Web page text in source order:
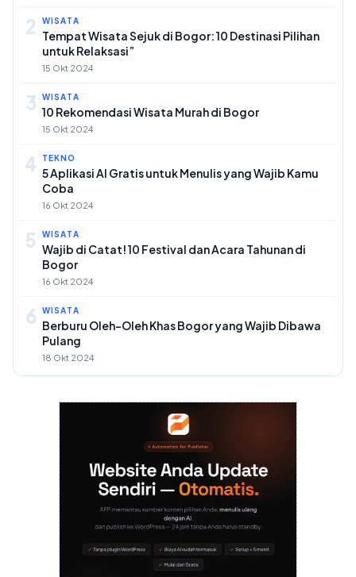
2 WISATA
Tempat Wisata Sejuk di Bogor: 10 Destinasi Pilihan
untuk Relaksasi”
15 Okt 2024
3 WISATA
10 Rekomendasi Wisata Murah di Bogor
15 Okt 2024
4 TEKNO
5 Aplikasi AI Gratis untuk Menulis yang Wajib Kamu
Coba
16 Okt 2024
5 WISATA
Wajib di Catat! 10 Festival dan Acara Tahunan di
Bogor
16 Okt 2024
6 WISATA
Berburu Oleh-Oleh Khas Bogor yang Wajib Dibawa
Pulang
18 Okt 2024